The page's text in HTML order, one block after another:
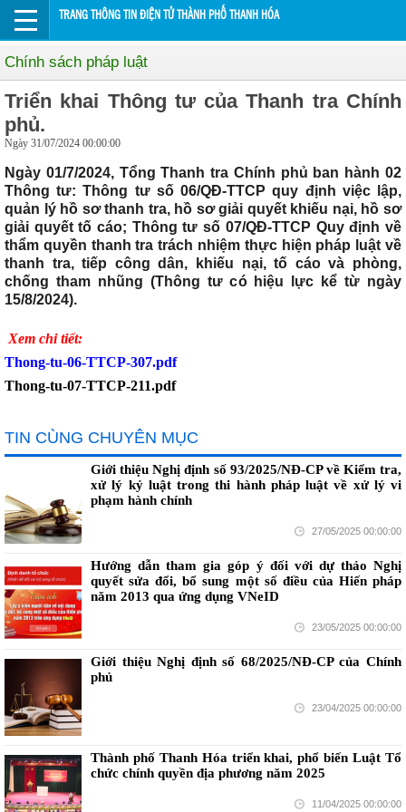
TRANG THÔNG TIN ĐIỆN TỬ THÀNH PHỐ THANH HÓA
Chính sách pháp luật
Triển khai Thông tư của Thanh tra Chính
phủ.
Ngày 31/07/2024 00:00:00
Ngày 01/7/2024, Tổng Thanh tra Chính phủ ban hành 02
Thông tư: Thông tư số 06/QĐ-TTCP quy định việc lập,
quản lý hồ sơ thanh tra, hồ sơ giải quyết khiếu nại, hồ sơ
giải quyết tố cáo; Thông tư số 07/QĐ-TTCP Quy định về
thẩm quyền thanh tra trách nhiệm thực hiện pháp luật về
thanh tra, tiếp công dân, khiếu nại, tố cáo và phòng,
chống tham nhũng (Thông tư có hiệu lực kể từ ngày
15/8/2024).
Xem chi tiết:
Thong-tu-06-TTCP-307.pdf
Thong-tu-07-TTCP-211.pdf
TIN CÙNG CHUYÊN MỤC
Giới thiệu Nghị định số 93/2025/NĐ-CP về Kiểm tra,
xử lý kỷ luật trong thi hành pháp luật về xử lý vi
phạm hành chính
27/05/2025 00:00:00
Hướng dẫn tham gia góp ý đối với dự thảo Nghị
quyết sửa đổi, bổ sung một số điều của Hiến pháp
năm 2013 qua ứng dụng VNeID
23/05/2025 00:00:00
Giới thiệu Nghị định số 68/2025/NĐ-CP của Chính
phủ
23/04/2025 00:00:00
Thành phố Thanh Hóa triển khai, phổ biến Luật Tổ
chức chính quyền địa phương năm 2025
11/04/2025 00:00:00